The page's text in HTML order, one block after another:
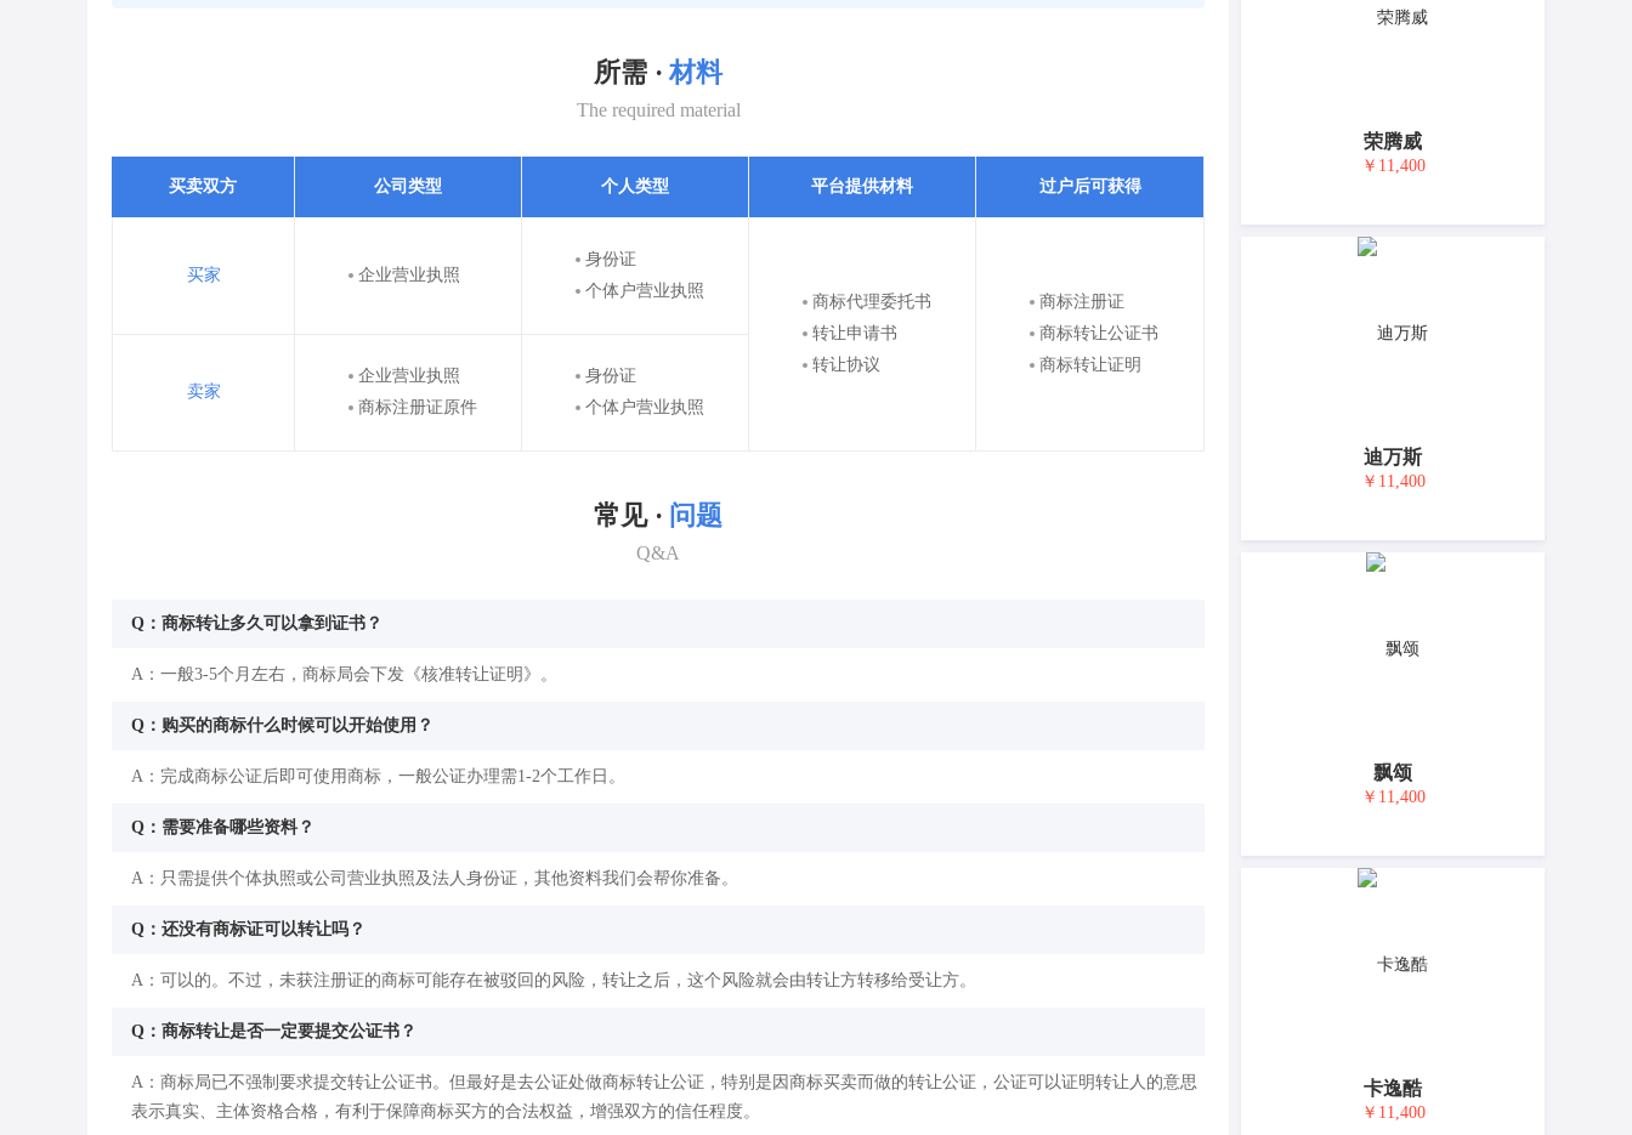
所需 · 材料
The required material
买卖双方 公司类型 个人类型 平台提供材料 过户后可获得
买家 企业营业执照
身份证
个体户营业执照
商标代理委托书
转让申请书
转让协议
商标注册证
商标转让公证书
商标转让证明
卖家
企业营业执照
商标注册证原件
身份证
个体户营业执照
常见 · 问题
Q&A
Q：商标转让多久可以拿到证书？
A：一般3-5个月左右，商标局会下发《核准转让证明》。
Q：购买的商标什么时候可以开始使用？
A：完成商标公证后即可使用商标，一般公证办理需1-2个工作日。
Q：需要准备哪些资料？
A：只需提供个体执照或公司营业执照及法人身份证，其他资料我们会帮你准备。
Q：还没有商标证可以转让吗？
A：可以的。不过，未获注册证的商标可能存在被驳回的风险，转让之后，这个风险就会由转让方转移给受让方。
Q：商标转让是否一定要提交公证书？
A：商标局已不强制要求提交转让公证书。但最好是去公证处做商标转让公证，特别是因商标买卖而做的转让公证，公证可以证明转让人的意思
表示真实、主体资格合格，有利于保障商标买方的合法权益，增强双方的信任程度。
荣腾威
￥11,400
迪万斯
￥11,400
飘颂
￥11,400
卡逸酷
￥11,400